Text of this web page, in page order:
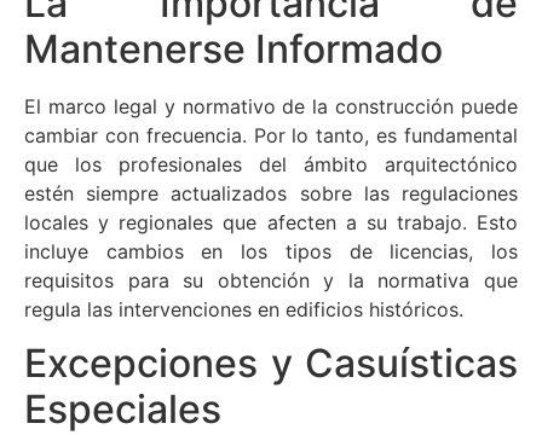
Mantenerse Informado
El marco legal y normativo de la construcción puede
cambiar con frecuencia. Por lo tanto, es fundamental
que los profesionales del ámbito arquitectónico
estén siempre actualizados sobre las regulaciones
locales y regionales que afecten a su trabajo. Esto
incluye cambios en los tipos de licencias, los
requisitos para su obtención y la normativa que
regula las intervenciones en edificios históricos.
Excepciones y Casuísticas
Especiales